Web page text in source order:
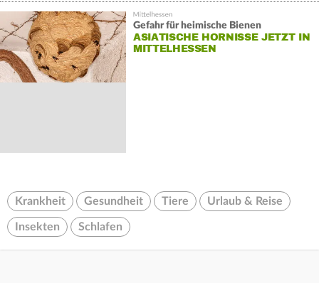
Gefahr für heimische Bienen
ASIATISCHE HORNISSE JETZT IN
MITTELHESSEN
Krankheit Gesundheit Tiere Urlaub & Reise
Insekten Schlafen